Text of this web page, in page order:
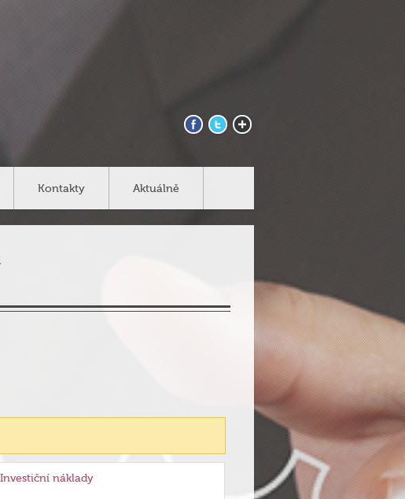
Kontakty Aktuálně
Investiční náklady